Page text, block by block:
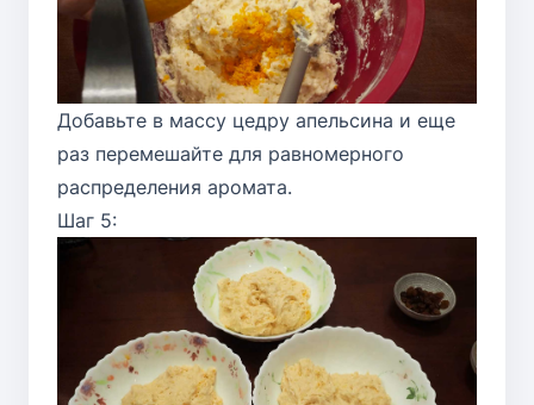
Добавьте в массу цедру апельсина и еще
раз перемешайте для равномерного
распределения аромата.
Шаг 5: